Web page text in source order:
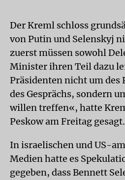
Der Kreml schloss
von Putin und Selenskyj
zuerst müssen sowohl
Minister ihren Teil dazu
Präsidenten nicht um des
des Gesprächs, sondern
willen treffen«, hatte
Peskow am Freitag gesagt.
In israelischen und US-
Medien hatte es
gegeben, dass Bennett